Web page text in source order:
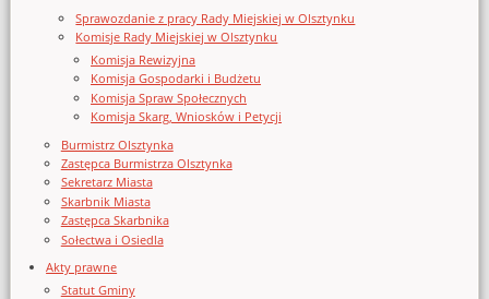
Sprawozdanie z pracy Rady Miejskiej w Olsztynku
Komisje Rady Miejskiej w Olsztynku
Komisja Rewizyjna
Komisja Gospodarki i Budżetu
Komisja Spraw Społecznych
Komisja Skarg, Wniosków i Petycji
Burmistrz Olsztynka
Zastępca Burmistrza Olsztynka
Sekretarz Miasta
Skarbnik Miasta
Zastępca Skarbnika
Sołectwa i Osiedla
Akty prawne
Statut Gminy